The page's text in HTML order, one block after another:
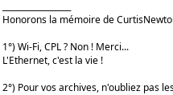
Honorons la mémoire de
1°) Wi-Fi, CPL ? Non ! Merci...
L'Ethernet, c'est la vie !
2°) Pour vos archives, n'oubliez pas